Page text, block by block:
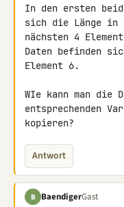
In den ersten
sich die Länge in
nächsten 4
Daten befinden
Element 6.
WIe kann man die
entsprechenden
kopieren?
Antwort
B BaendigerGast